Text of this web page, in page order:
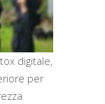
digitale,
per